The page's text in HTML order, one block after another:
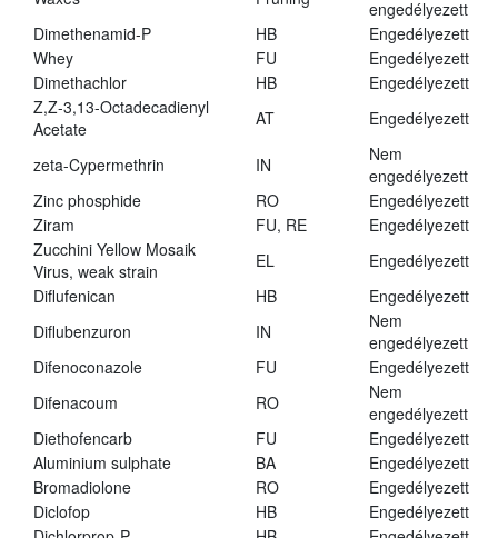
engedélyezett
Dimethenamid-P
HB
Engedélyezett
Whey
FU
Engedélyezett
Dimethachlor
HB
Engedélyezett
Z,Z-3,13-Octadecadienyl
Acetate
AT Engedélyezett
zeta-Cypermethrin IN
Nem
engedélyezett
Zinc phosphide
RO
Engedélyezett
Ziram
FU, RE
Engedélyezett
Zucchini Yellow Mosaik
Virus, weak strain
EL
Engedélyezett
Diflufenican
HB
Engedélyezett
Diflubenzuron
IN
Nem
engedélyezett
Difenoconazole
FU
Engedélyezett
Difenacoum
RO
Nem
engedélyezett
Diethofencarb
FU
Engedélyezett
Aluminium sulphate
BA
Engedélyezett
Bromadiolone
RO
Engedélyezett
Diclofop
HB
Engedélyezett